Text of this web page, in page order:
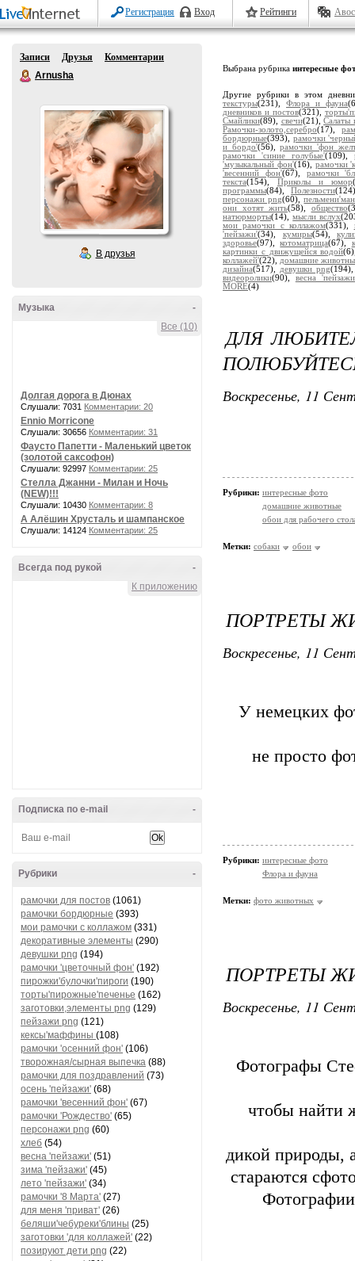
Регистрация Вход Рейтинги
Записи Друзья
Комментарии
Arnusha
В друзья
-
Музыка
Все (10)
Долгая дорога в Дюнах
Слушали: 7031 Комментарии: 20
Ennio Morricone
Слушали: 30656 Комментарии: 31
Фаусто Папетти - Маленький цветок
(золотой саксофон)
Слушали: 92997 Комментарии: 25
Стелла Джанни - Милан и Ночь
(NEW)!!!
Слушали: 10430 Комментарии: 8
А Алёшин Хрусталь и шампанское
Слушали: 14124 Комментарии: 25
-
Всегда под рукой
К приложению
-
Подписка по e-mail
-
Рубрики
рамочки для постов (1061)
рамочки бордюрные (393)
мои рамочки с коллажом (331)
декоративные элементы (290)
девушки png (194)
рамочки 'цветочный фон' (192)
пирожки'булочки'пироги (190)
торты'пирожные'печенье (162)
заготовки,элементы png (129)
пейзажи png (121)
кексы'маффины (108)
рамочки 'осенний фон' (106)
творожная/сырная выпечка (88)
рамочки для поздравлений (73)
осень 'пейзажи' (68)
рамочки 'весенний фон' (67)
рамочки 'Рождество' (65)
персонажи png (60)
хлеб (54)
весна 'пейзажи' (51)
зима 'пейзажи' (45)
лето 'пейзажи' (34)
рамочки '8 Марта' (27)
для меня 'приват' (26)
беляши'чебуреки'блины (25)
заготовки 'для коллажей' (22)
позируют дети png (22)
Выбрана рубрика интересные
Другие рубрики в этом
текстуры(231), Флора и фауна
дневников и постов(321),
Смайлики(89), свечи(21),Салаты
Рамочки-золото,серебро(17),
бордюрные(393), рамочки
и бордо'(56),рамочки 'фон
рамочки 'синие голубые'(109),
'музыкальный фон'(16), рамочки
'весенний фон'(67), рамочки
текста(154), Приколы и юмор
программы(84),Полезности
персонажи png(60),
они хотят жить(58), общество
натюрморты(14),мысли вслух
мои рамочки с коллажом(331),
'пейзажи'(34), кумиры(54),
здоровье(97),котоматрица(67),
картинки с движущейся водой
коллажей'(22), домашние
дизайна(517), девушки png
видеоролики(90), весна
MORE(4)
ДЛЯ
Воскресенье, 11
Рубрики: интересные фото
домашние животные
обои для рабочего
Метки: собаки обои
ПОРТРЕТЫ
Воскресенье, 11
У немецких
не просто
Рубрики: интересные фото
Флора и фауна
Метки: фото животных
ПОРТРЕТЫ
Воскресенье, 11
Фотографы
чтобы найти
дикой природы,
стараются